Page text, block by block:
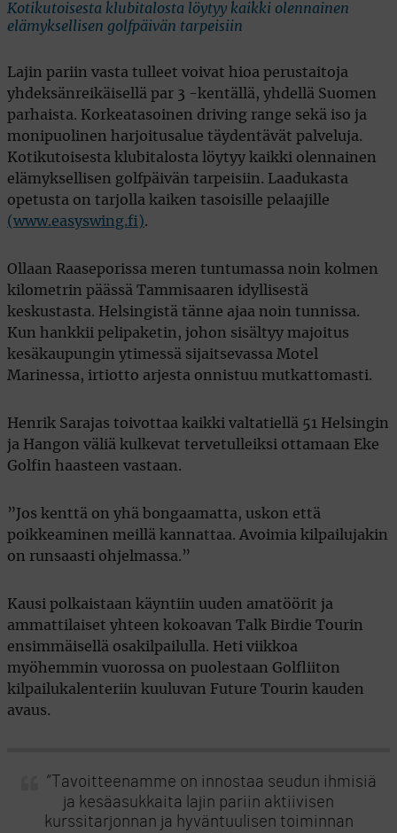
Kotikutoisesta klubitalosta löytyy kaikki olennainen
elämyksellisen golfpäivän tarpeisiin
Lajin pariin vasta tulleet voivat hioa perustaitoja
yhdeksänreikäisellä par 3 -kentällä, yhdellä Suomen
parhaista. Korkeatasoinen driving range sekä iso ja
monipuolinen harjoitusalue täydentävät palveluja.
Kotikutoisesta klubitalosta löytyy kaikki olennainen
elämyksellisen golfpäivän tarpeisiin. Laadukasta
opetusta on tarjolla kaiken tasoisille pelaajille
(www.easyswing.fi).
Ollaan Raaseporissa meren tuntumassa noin kolmen
kilometrin päässä Tammisaaren idyllisestä
keskustasta. Helsingistä tänne ajaa noin tunnissa.
Kun hankkii pelipaketin, johon sisältyy majoitus
kesäkaupungin ytimessä sijaitsevassa Motel
Marinessa, irtiotto arjesta onnistuu mutkattomasti.
Henrik Sarajas toivottaa kaikki valtatiellä 51 Helsingin
ja Hangon väliä kulkevat tervetulleiksi ottamaan Eke
Golfin haasteen vastaan.
”Jos kenttä on yhä bongaamatta, uskon että
poikkeaminen meillä kannattaa. Avoimia kilpailujakin
on runsaasti ohjelmassa.”
Kausi polkaistaan käyntiin uuden amatöörit ja
ammattilaiset yhteen kokoavan Talk Birdie Tourin
ensimmäisellä osakilpailulla. Heti viikkoa
myöhemmin vuorossa on puolestaan Golfliiton
kilpailukalenteriin kuuluvan Future Tourin kauden
avaus.
”Tavoitteenamme on innostaa seudun ihmisiä
ja kesäasukkaita lajin pariin aktiivisen
kurssitarjonnan ja hyväntuulisen toiminnan